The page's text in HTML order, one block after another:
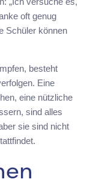
oft genug
Schüler können
besteht
Eine
eine nützliche
sind alles
sie sind nicht